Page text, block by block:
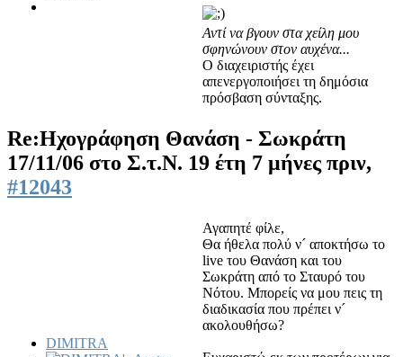
Αντί να βγουν στα χείλη μου
σφηνώνουν στον αυχένα...
Ο διαχειριστής έχει
απενεργοποιήσει τη δημόσια
πρόσβαση σύνταξης.
Re:Ηχογράφηση Θανάση - Σωκράτη
17/11/06 στο Σ.τ.Ν. 19 έτη 7 μήνες πριν,
#12043
DIMITRA
Αγαπητέ φίλε,
Θα ήθελα πολύ ν´ αποκτήσω το
live του Θανάση και του
Σωκράτη από το Σταυρό του
Νότου. Μπορείς να μου πεις τη
διαδικασία που πρέπει ν´
ακολουθήσω?